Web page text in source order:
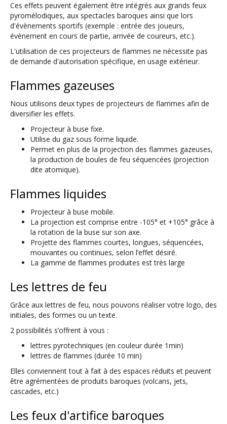
Ces effets peuvent également être intégrés aux grands feux
pyromélodiques, aux spectacles baroques ainsi que lors
d'évènements sportifs (exemple : entrée des joueurs,
évènement en cours de partie, arrivée de coureurs, etc.).
L'utilisation de ces projecteurs de flammes ne nécessite pas
de demande d'autorisation spécifique, en usage extérieur.
Flammes gazeuses
Nous utilisons deux types de projecteurs de flammes afin de
diversifier les effets.
Projecteur à buse fixe.
Utilise du gaz sous forme liquide.
Permet en plus de la projection des flammes gazeuses,
la production de boules de feu séquencées (projection
dite atomique).
Flammes liquides
Projecteur à buse mobile.
La projection est comprise entre -105° et +105° grâce à
la rotation de la buse sur son axe.
Projette des flammes courtes, longues, séquencées,
mouvantes ou continues, selon l’effet désiré.
La gamme de flammes produites est très large
Les lettres de feu
Grâce aux lettres de feu, nous pouvons réaliser votre logo, des
initiales, des formes ou un texte.
2 possibilités s’offrent à vous :
lettres pyrotechniques (en couleur durée 1min)
lettres de flammes (durée 10 min)
Elles conviennent tout à fait à des espaces réduits et peuvent
être agrémentées de produits baroques (volcans, jets,
cascades, etc.)
Les feux d'artifice baroques